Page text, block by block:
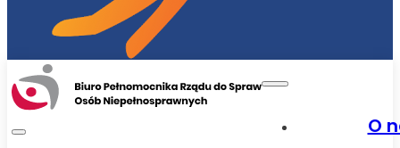
O